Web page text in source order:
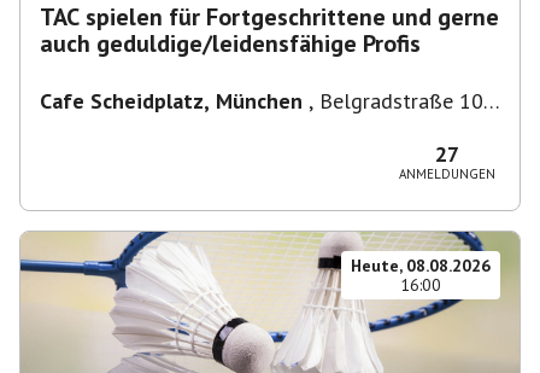
TAC spielen für Fortgeschrittene und gerne
auch geduldige/leidensfähige Profis
Cafe Scheidplatz, München , Belgradstraße 104,
27
ANMELDUNGEN
Heute, 08.08.2026
16:00